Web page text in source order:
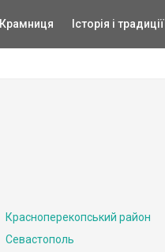
Крамниця Історія і традиції
Красноперекопський район
Севастополь